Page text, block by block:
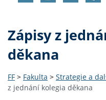
Zápisy z
děkana
FF > Fakulta > Strategie a
z jednání kolegia děkana